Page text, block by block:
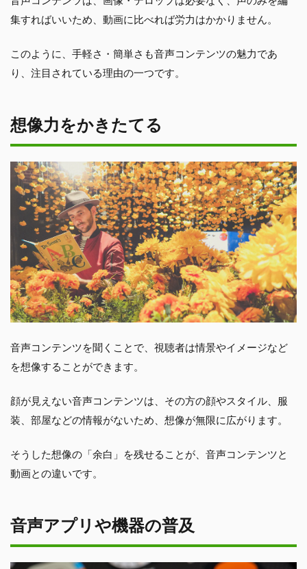
集すればいいため、動画に比べれば労力はかかりません。
このように、手軽さ・簡単さも音声コンテンツの魅力であ
り、注目されている理由の一つです。
想像力をかきたてる
音声コンテンツを聞くことで、視聴者は情景やイメージなど
を想像することができます。
顔が見えない音声コンテンツは、その方の顔やスタイル、服
装、部屋などの情報がないため、想像が無限に広がります。
そうした想像の「余白」を残せることが、音声コンテンツと
動画との違いです。
音声アプリや機器の普及